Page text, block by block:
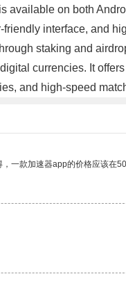
available on both
interface, and
staking and
currencies. It
and high-speed
一款加速器app的价格应该在50